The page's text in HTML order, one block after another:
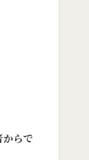
からで